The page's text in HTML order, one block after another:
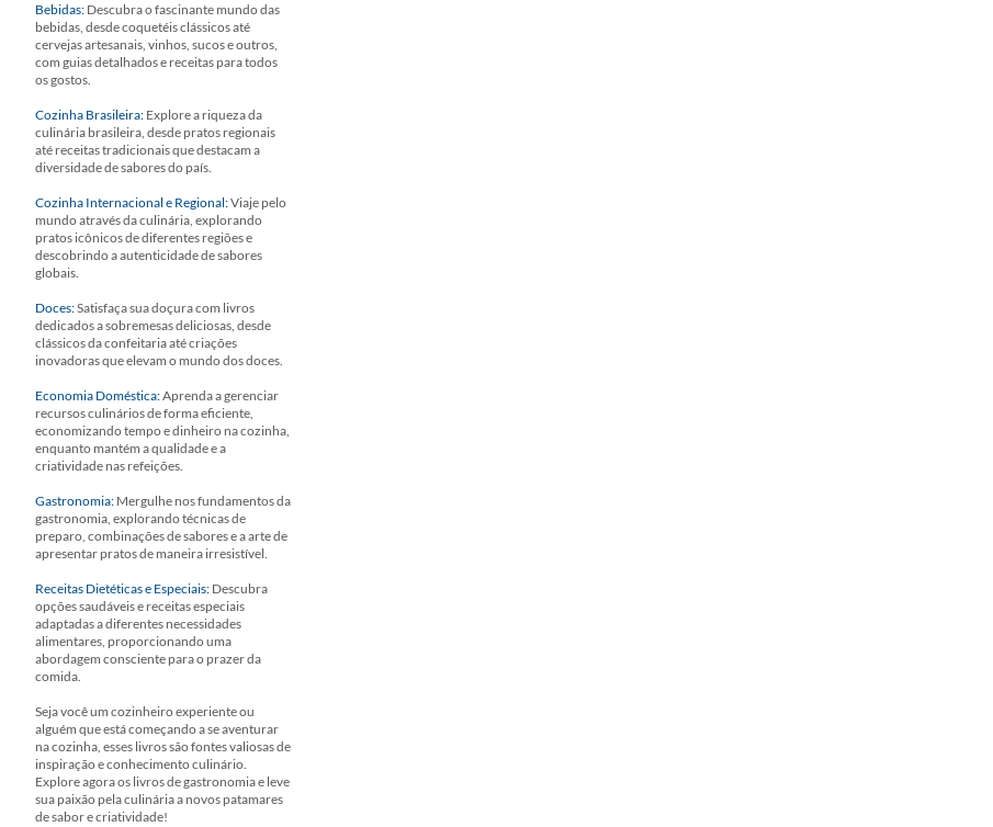
Bebidas: Descubra o fascinante mundo das
bebidas, desde coquetéis clássicos até
cervejas artesanais, vinhos, sucos e outros,
com guias detalhados e receitas para todos
os gostos.
Cozinha Brasileira: Explore a riqueza da
culinária brasileira, desde pratos regionais
até receitas tradicionais que destacam a
diversidade de sabores do país.
Cozinha Internacional e Regional:Viaje pelo
mundo através da culinária, explorando
pratos icônicos de diferentes regiões e
descobrindo a autenticidade de sabores
globais.
Doces:Satisfaça sua doçura com livros
dedicados a sobremesas deliciosas, desde
clássicos da confeitaria até criações
inovadoras que elevam o mundo dos doces.
Economia Doméstica:Aprenda a gerenciar
recursos culinários de forma eficiente,
economizando tempo e dinheiro na cozinha,
enquanto mantém a qualidade e a
criatividade nas refeições.
Gastronomia: Mergulhe nos fundamentos da
gastronomia, explorando técnicas de
preparo, combinações de sabores e a arte de
apresentar pratos de maneira irresistível.
Receitas Dietéticas e Especiais: Descubra
opções saudáveis e receitas especiais
adaptadas a diferentes necessidades
alimentares, proporcionando uma
abordagem consciente para o prazer da
comida.
Seja você um cozinheiro experiente ou
alguém que está começando a se aventurar
na cozinha, esses livros são fontes valiosas de
inspiração e conhecimento culinário.
Explore agora os livros de gastronomia e leve
sua paixão pela culinária a novos patamares
de sabor e criatividade!